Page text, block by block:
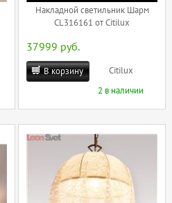
Накладной светильник Шарм
CL316161 от Citilux
37999 руб.
В корзину
Citilux
2 в наличии